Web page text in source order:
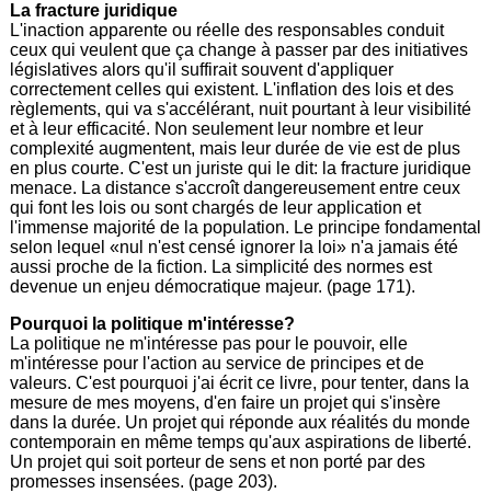
La fracture juridique
L'inaction apparente ou réelle des responsables conduit
ceux qui veulent que ça change à passer par des initiatives
législatives alors qu'il suffirait souvent d'appliquer
correctement celles qui existent. L'inflation des lois et des
règlements, qui va s'accélérant, nuit pourtant à leur visibilité
et à leur efficacité. Non seulement leur nombre et leur
complexité augmentent, mais leur durée de vie est de plus
en plus courte. C'est un juriste qui le dit: la fracture juridique
menace. La distance s'accroît dangereusement entre ceux
qui font les lois ou sont chargés de leur application et
l'immense majorité de la population. Le principe fondamental
selon lequel «nul n'est censé ignorer la loi» n'a jamais été
aussi proche de la fiction. La simplicité des normes est
devenue un enjeu démocratique majeur. (page 171).
Pourquoi la politique m'intéresse?
La politique ne m'intéresse pas pour le pouvoir, elle
m'intéresse pour l'action au service de principes et de
valeurs. C'est pourquoi j'ai écrit ce livre, pour tenter, dans la
mesure de mes moyens, d'en faire un projet qui s'insère
dans la durée. Un projet qui réponde aux réalités du monde
contemporain en même temps qu'aux aspirations de liberté.
Un projet qui soit porteur de sens et non porté par des
promesses insensées. (page 203).